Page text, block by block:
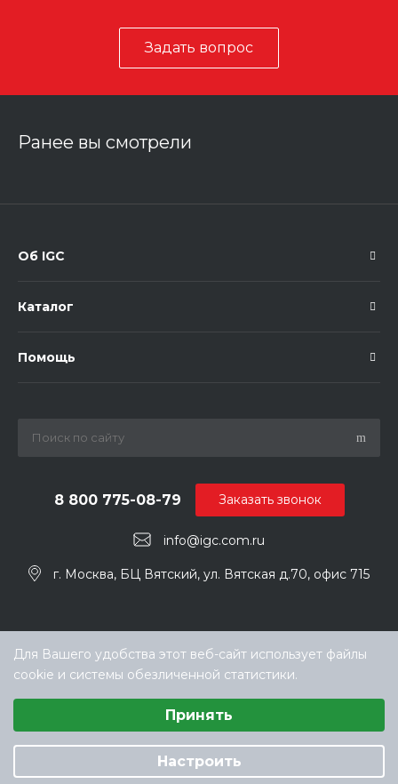
Задать вопрос
Ранее вы смотрели
Об IGC
Каталог
Помощь
info@igc.com.ru
8 800 775-08-79
г. Москва, БЦ Вятский, ул. Вятская д.70, офис 715
Заказать звонок
дилер IGC в РФ
Для Вашего удобства этот веб-сайт использует файлы
cookie и системы обезличенной статистики.
Принять
Настроить